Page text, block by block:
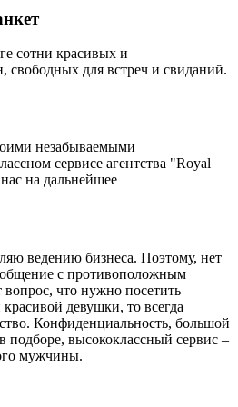
сотни красивых и
для встреч и свиданий.
незабываемыми
сервисе агентства "Royal
на дальнейшее
ведению бизнеса. Поэтому, нет
с противоположным
что нужно посетить
девушки, то всегда
Конфиденциальность, большой
подборе, высококлассный сервис –
мужчины.